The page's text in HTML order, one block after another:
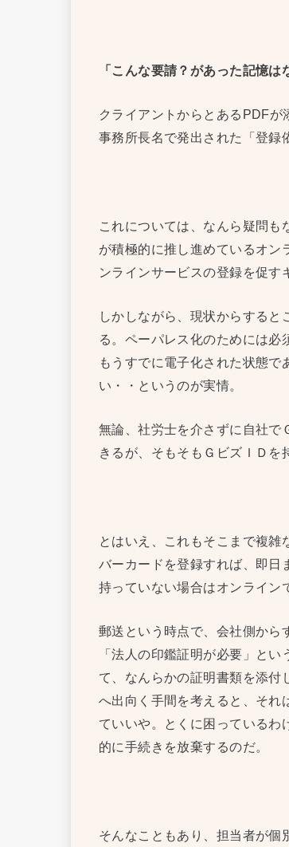
「こんな要請？があった記憶
クライアントからとあるPDF
事務所長名で発出された「登録
これについては、なんら疑問
が積極的に推し進めているオン
ンラインサービスの登録を促す
しかしながら、現状からする
る。ペーパレス化のためには
もうすでに電子化された状態
い・・というのが実情。
無論、社労士を介さずに自社で
きるが、そもそもＧビズＩＤを
とはいえ、これもそこまで複
バーカードを登録すれば、即日
持っていない場合はオンライン
郵送という時点で、会社側から
「法人の印鑑証明が必要」と
て、なんらかの証明書類を添付
へ出向く手間を考えると、それ
ていいや。とくに困っているわ
的に手続きを放棄するのだ。
そんなこともあり、担当者が個